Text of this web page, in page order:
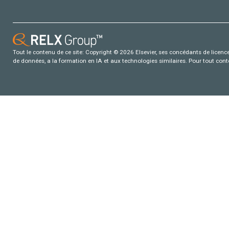
Tout le contenu de ce site: Copyright © 2026 Elsevier, ses concédants de
de données, a la formation en IA et aux technologies similaires. Pour tout